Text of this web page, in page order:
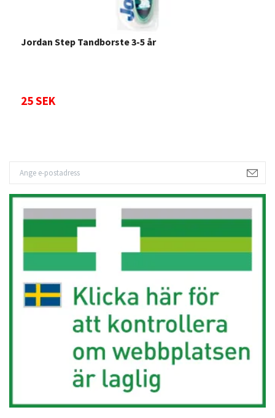
Jordan Step Tandborste 3-5 år
25 SEK